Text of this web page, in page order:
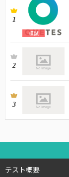
1
模試
2
3
テスト概要